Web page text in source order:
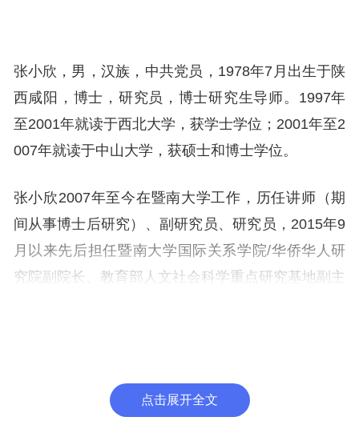
张小欣，男，汉族，中共党员，1978年7月出生于陕
西咸阳，博士，研究员，博士研究生导师。1997年
至2001年就读于西北大学，获学士学位；2001年至2
007年就读于中山大学，获硕士和博士学位。
张小欣2007年至今在暨南大学工作，历任讲师（期
间从事博士后研究）、副研究员、研究员，2015年9
月以来先后担任暨南大学国际关系学院/华侨华人研
究院副院长、教育部人文社会科学重点研究基地副主
张小欣主要从事华侨华人研究、区域国别研究和高等
点击展开全文